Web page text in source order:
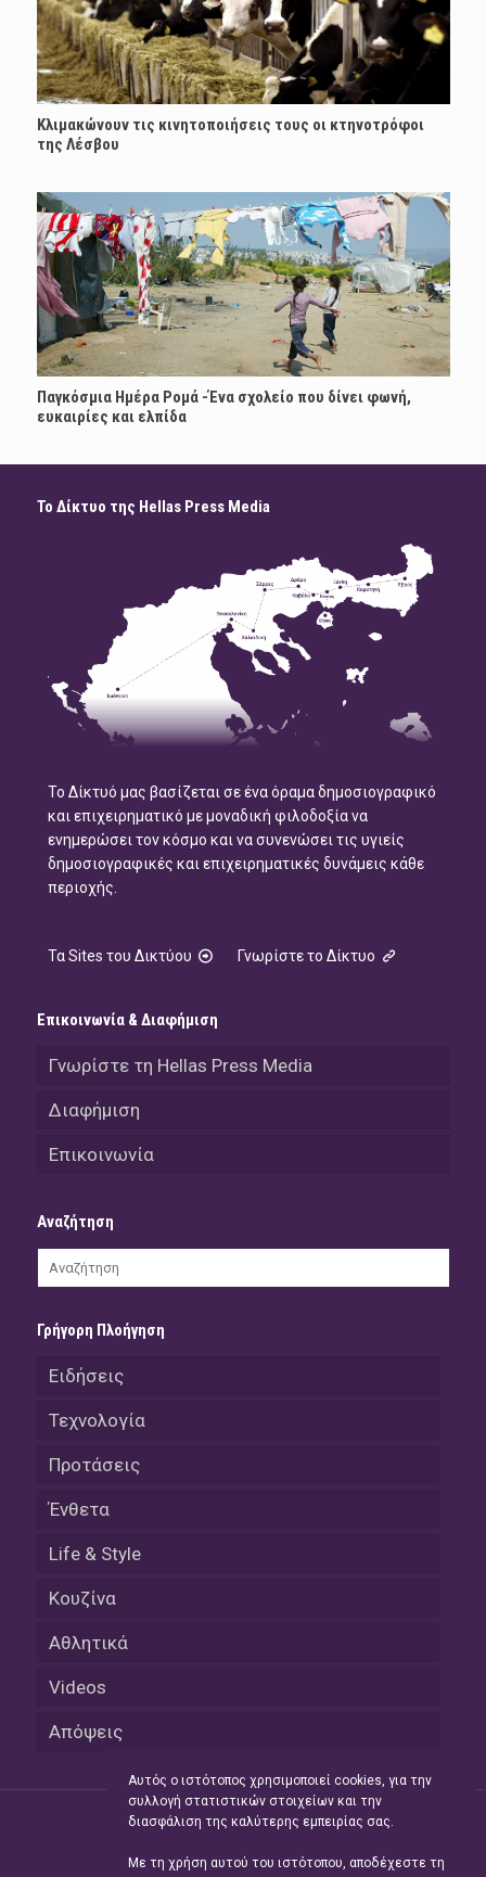
Κλιμακώνουν τις κινητοποιήσεις τους οι κτηνοτρόφοι
της Λέσβου
Παγκόσμια Ημέρα Ρομά -Ένα σχολείο που δίνει φωνή,
ευκαιρίες και ελπίδα
Το Δίκτυο της Hellas Press Media
Το Δίκτυό μας βασίζεται σε ένα όραμα δημοσιογραφικό
και επιχειρηματικό με μοναδική φιλοδοξία να
ενημερώσει τον κόσμο και να συνενώσει τις υγιείς
δημοσιογραφικές και επιχειρηματικές δυνάμεις κάθε
περιοχής.
Τα Sites του Δικτύου Γνωρίστε το Δίκτυο
Επικοινωνία & Διαφήμιση
Γνωρίστε τη Hellas Press Media
Διαφήμιση
Επικοινωνία
Αναζήτηση
Γρήγορη Πλοήγηση
Ειδήσεις
Τεχνολογία
Προτάσεις
Ένθετα
Life & Style
Κουζίνα
Αθλητικά
Videos
Απόψεις
Αυτός ο ιστότοπος χρησιμοποιεί cookies, για την
συλλογή στατιστικών στοιχείων και την
διασφάλιση της καλύτερης εμπειρίας σας.
Με τη χρήση αυτού του ιστότοπου, αποδέχεστε τη